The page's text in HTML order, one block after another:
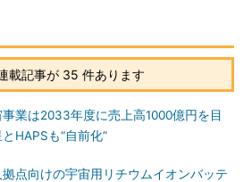
載記事が 35 件あります
業は2033年度に売上高1000億円を目
HAPSも“自前化”
拠点向けの宇宙用リチウムイオンバッテ